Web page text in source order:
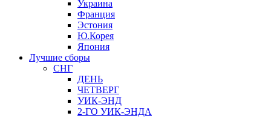
Украина
Франция
Эстония
Ю.Корея
Япония
Лучшие сборы
СНГ
ДЕНЬ
ЧЕТВЕРГ
УИК-ЭНД
2-ГО УИК-ЭНДА